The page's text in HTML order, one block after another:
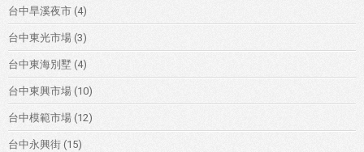
台中旱溪夜市 (4)
台中東光市場 (3)
台中東海別墅 (4)
台中東興市場 (10)
台中模範市場 (12)
台中永興街 (15)